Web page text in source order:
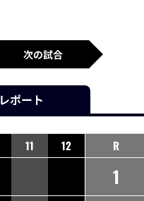
次の試合
レポート
11 12 R
1